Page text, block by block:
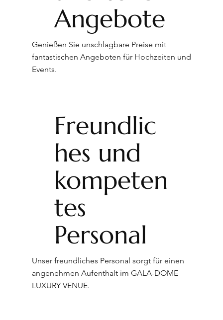
Angebote
Genießen Sie unschlagbare Preise mit
fantastischen Angeboten für Hochzeiten und
Events.
Freundlic
hes und
kompeten
tes
Personal
Unser freundliches Personal sorgt für einen
angenehmen Aufenthalt im GALA-DOME
LUXURY VENUE.